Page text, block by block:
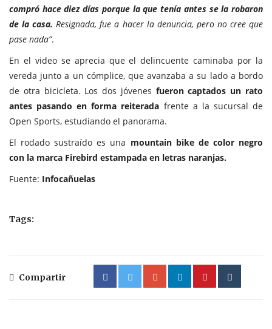
compró hace diez días porque la que tenía antes se la robaron
de la casa. Resignada, fue a hacer la denuncia, pero no cree que
pase nada”.
En el video se aprecia que el delincuente caminaba por la
vereda junto a un cómplice, que avanzaba a su lado a bordo
de otra bicicleta. Los dos jóvenes fueron captados un rato
antes pasando en forma reiterada frente a la sucursal de
Open Sports, estudiando el panorama.
El rodado sustraído es una mountain bike de color negro
con la marca Firebird estampada en letras naranjas.
Fuente: Infocañuelas
Tags:
Compartir